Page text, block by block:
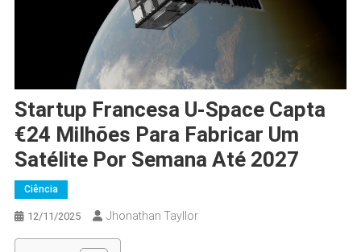
Startup Francesa U-Space Capta
€24 Milhões Para Fabricar Um
Satélite Por Semana Até 2027
Ciência
12/11/2025 Jhonathan Tayllor